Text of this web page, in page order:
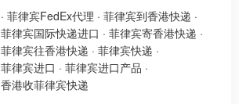
· 菲律宾FedEx代理 · 菲律宾到香港快递 ·
菲律宾国际快递进口 · 菲律宾寄香港快递 ·
菲律宾往香港快递 · 菲律宾快递 ·
菲律宾进口 · 菲律宾进口产品 ·
香港收菲律宾快递